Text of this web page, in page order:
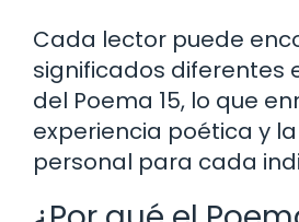
Cada lector puede
significados diferentes
del Poema 15, lo que
experiencia poética y
personal para cada